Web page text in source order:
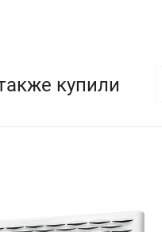
купили